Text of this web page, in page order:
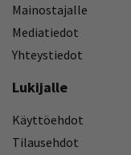
Mainostajalle
Mediatiedot
Yhteystiedot
Lukijalle
Käyttöehdot
Tilausehdot